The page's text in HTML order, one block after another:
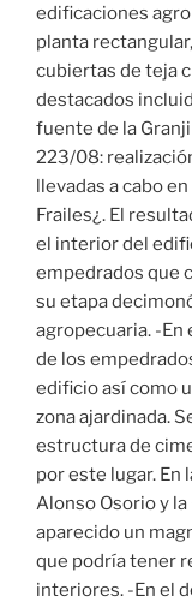
edificaciones
planta
cubiertas de teja
destacados
fuente de la
223/08:
llevadas a cabo en
Frailes¿. El
el interior del
empedrados que
su etapa
agropecuaria. -
de los
edificio así como
zona ajardinada.
estructura de
por este lugar. En
Alonso Osorio y la
aparecido un
que podría tener
interiores. -En el